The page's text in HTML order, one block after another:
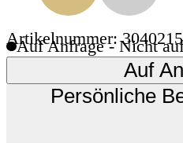
Artikelnummer:
Auf Anfrage - Nicht
Auf
Persönliche